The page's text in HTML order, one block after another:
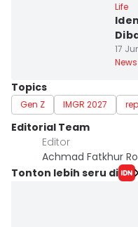
Life
17
News
Topics
Gen Z IMGR 2027
Editorial Team
Editor
Achmad Fatkhur
Tonton lebih seru di